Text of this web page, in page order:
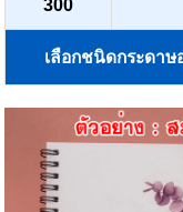
300
เลือกชนิดกระดาษ